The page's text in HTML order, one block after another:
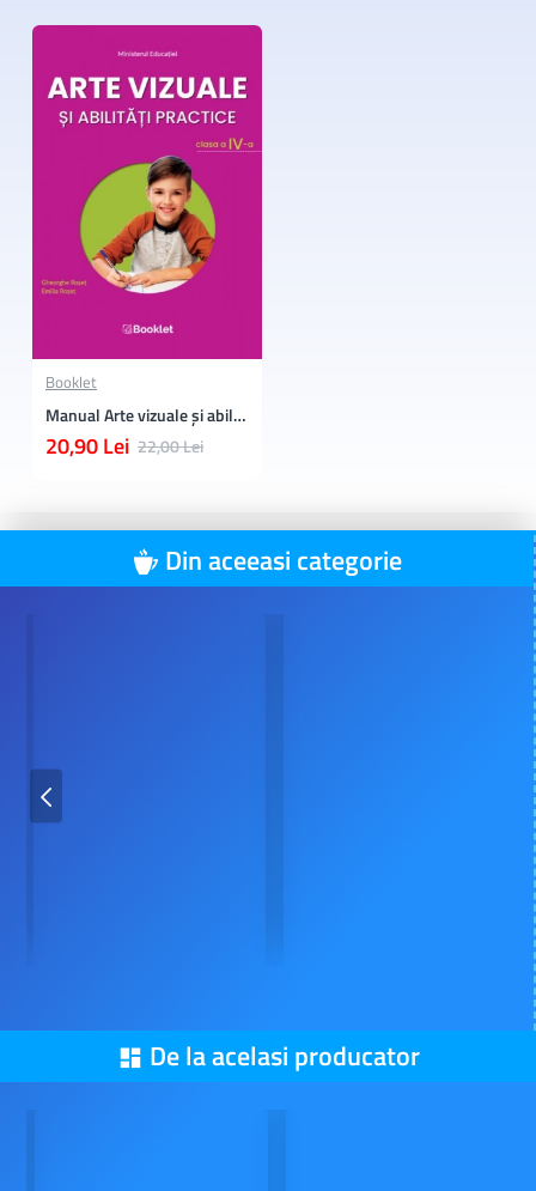
Booklet
Manual Arte vizuale și abilități practice - Clasa a 4-a
20,90 Lei 22,00 Lei
Din aceeasi categorie
De la acelasi producator